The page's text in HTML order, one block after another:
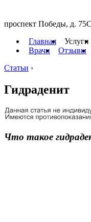
проспект Победы, д.
Главная
Услуги
Врачи
Отзывы
Статьи ›
Гидраденит
Что такое